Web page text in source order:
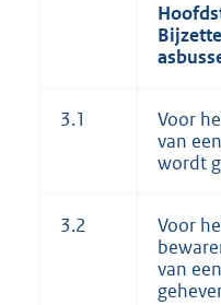
3.1
Voor
van
wordt
3.2
Voor
van